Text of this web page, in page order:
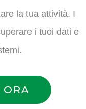
la tua attività. I
i tuoi dati e